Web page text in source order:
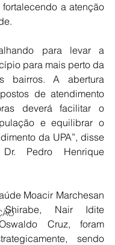
a atenção
para levar a
para mais perto da
bairros. A abertura
de atendimento
deverá facilitar o
e equilibrar o
da UPA”, disse
Pedro Henrique
Moacir Marchesan
Nair Idite
Cruz, foram
sendo